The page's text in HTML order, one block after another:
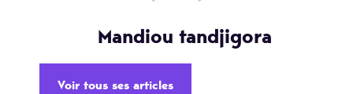
Mandiou tandjigora
Voir tous ses articles